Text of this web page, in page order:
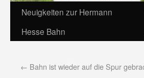
Neuigkeiten zur Hermann
Hesse Bahn
← Bahn ist wieder auf die Spur